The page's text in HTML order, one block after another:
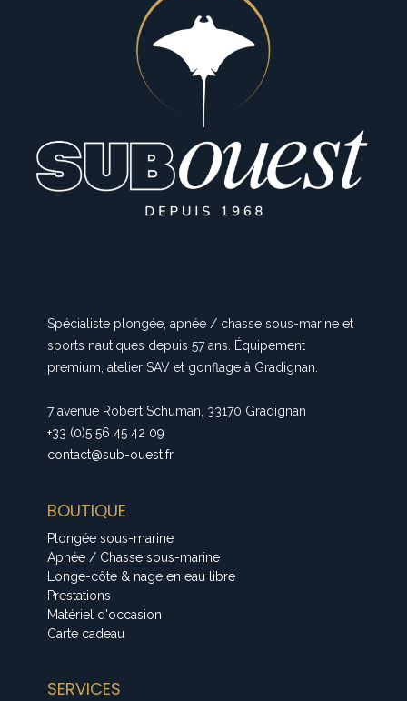
Spécialiste plongée, apnée / chasse sous-marine et
sports nautiques depuis 57 ans. Équipement
premium, atelier SAV et gonflage à Gradignan.
7 avenue Robert Schuman, 33170 Gradignan
+33 (0)5 56 45 42 09
contact@sub-ouest.fr
BOUTIQUE
Plongée sous-marine
Apnée / Chasse sous-marine
Longe-côte & nage en eau libre
Prestations
Matériel d'occasion
Carte cadeau
SERVICES